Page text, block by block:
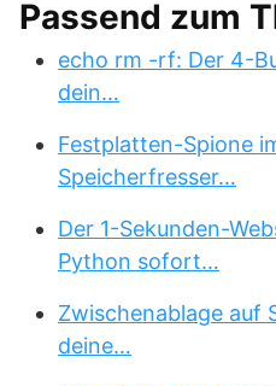
Passend zum
echo rm -rf: Der 4-
dein…
Festplatten-Spione
Speicherfresser…
Der 1-Sekunden-
Python sofort…
Zwischenablage auf
deine…